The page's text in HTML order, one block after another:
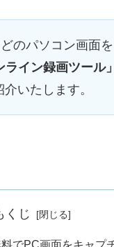
のパソコン画面
ライン録画ツール」
いたします。
くじ